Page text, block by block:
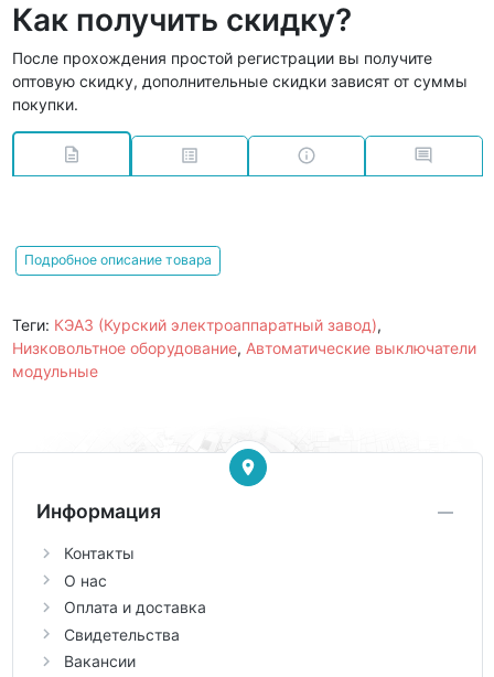
Как получить скидку?
После прохождения простой регистрации вы получите
оптовую скидку, дополнительные скидки зависят от суммы
покупки.
Подробное описание товара
Теги: КЭАЗ (Курский электроаппаратный завод),
Низковольтное оборудование, Автоматические выключатели
модульные
Информация
Контакты
О нас
Оплата и доставка
Свидетельства
Вакансии